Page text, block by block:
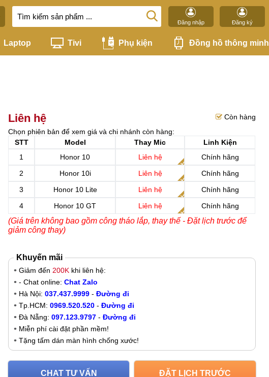
Đăng nhập Đăng ký
Laptop Tivi Phụ kiện Đồng hồ thông minh
Liên hệ
Còn hàng
Chọn phiên bản để xem giá và chi nhánh còn hàng:
STT
Model Thay Mic
Linh Kiện
1
Honor 10 Liên hệ
Chính hãng
2
Honor 10i Liên hệ
Chính hãng
3
Honor 10 Lite Liên hệ
Chính hãng
4
Honor 10 GT Liên hệ Chính hãng
(Giá trên không bao gồm công tháo lắp, thay thế - Đặt lịch trước để
giảm công thay)
Khuyến mãi
Giảm đến 200K khi liên hệ:
- Chat online: Chat Zalo
Hà Nội: 037.437.9999 - Đường đi
Tp.HCM: 0969.520.520 - Đường đi
Đà Nẵng: 097.123.9797 - Đường đi
Miễn phí cài đặt phần mềm!
Tặng tấm dán màn hình chống xước!
CHAT TƯ VẤN ĐẶT LỊCH TRƯỚC